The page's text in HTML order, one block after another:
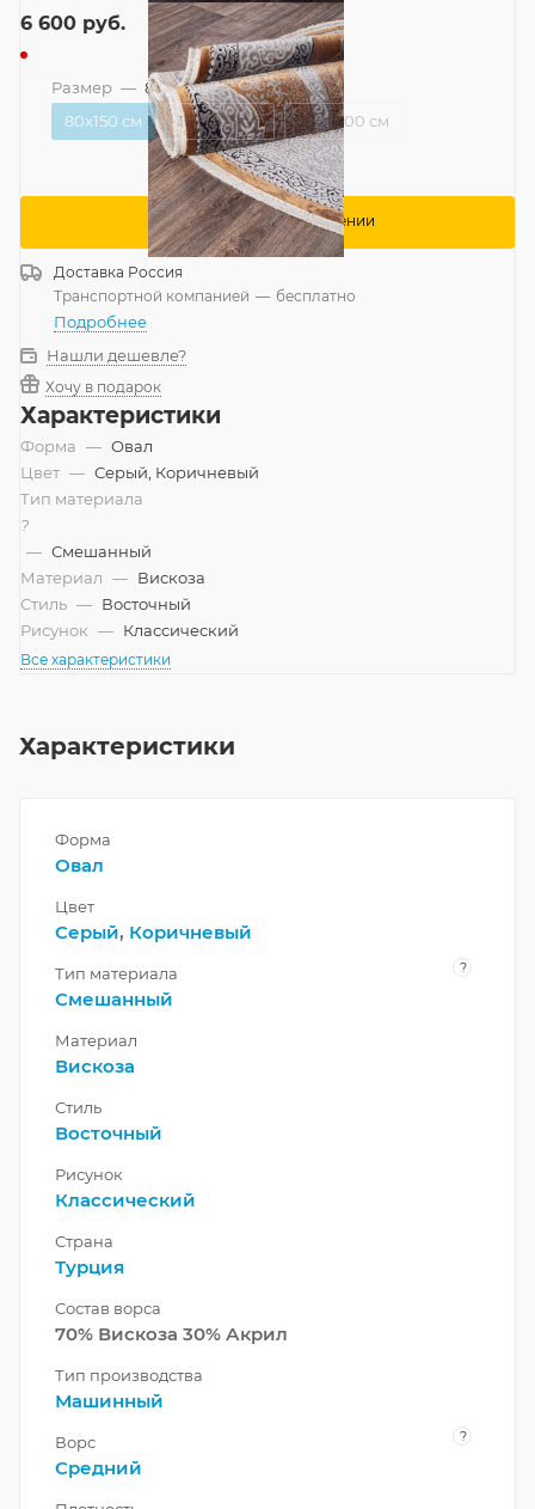
6 600 руб.
Размер — 80x150 см
80x150 см
160x235 см 200x300 см
Сообщить о поступлении
Доставка Россия
Транспортной компанией — бесплатно
Подробнее
Нашли дешевле?
Хочу в подарок
Характеристики
Форма — Овал
Цвет — Серый, Коричневый
Тип материала
?
— Смешанный
Материал — Вискоза
Стиль — Восточный
Рисунок — Классический
Все характеристики
Характеристики
Форма
Овал
Цвет
Серый, Коричневый
Тип материала ?
Смешанный
Материал
Вискоза
Стиль
Восточный
Рисунок
Классический
Страна
Турция
Состав ворса
70% Вискоза 30% Акрил
Тип производства
Машинный
Ворс ?
Средний